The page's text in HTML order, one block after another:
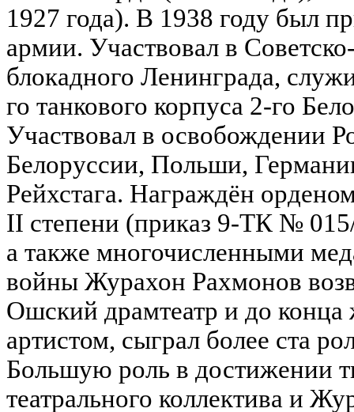
1927 года). В 1938 году был
армии. Участвовал в
блокадного Ленинграда,
го танкового корпуса 2-го
Участвовал в освобождении
Белоруссии, Польши,
Рейхстага. Награждён
II степени (приказ 9-ТК №
а также многочисленными
войны Журахон Рахмонов
Ошский драмтеатр и до конца
артистом, сыграл более ста
Большую роль в достижении
театрального коллектива и